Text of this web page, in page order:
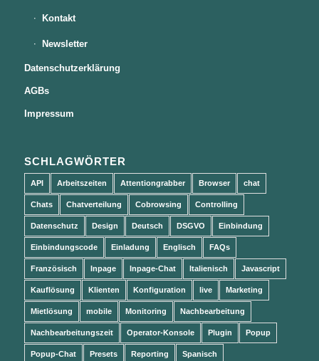
Kontakt
Newsletter
Datenschutzerklärung
AGBs
Impressum
SCHLAGWÖRTER
API Arbeitszeiten Attentiongrabber Browser chat
Chats Chatverteilung Cobrowsing Controlling
Datenschutz Design Deutsch DSGVO Einbindung
Einbindungscode Einladung Englisch FAQs
Französisch Inpage Inpage-Chat Italienisch Javascript
Kauflösung Klienten Konfiguration live Marketing
Mietlösung mobile Monitoring Nachbearbeitung
Nachbearbeitungszeit Operator-Konsole Plugin Popup
Popup-Chat Presets Reporting Spanisch